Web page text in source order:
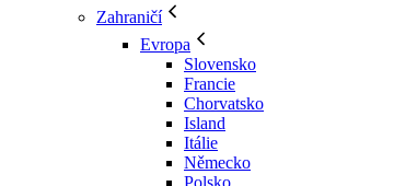
Zahraničí
Evropa
Slovensko
Francie
Chorvatsko
Island
Itálie
Německo
Polsko